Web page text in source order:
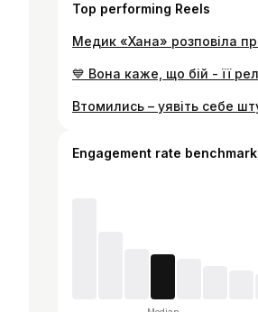
Top performing Reels
Engagement rate benchmark